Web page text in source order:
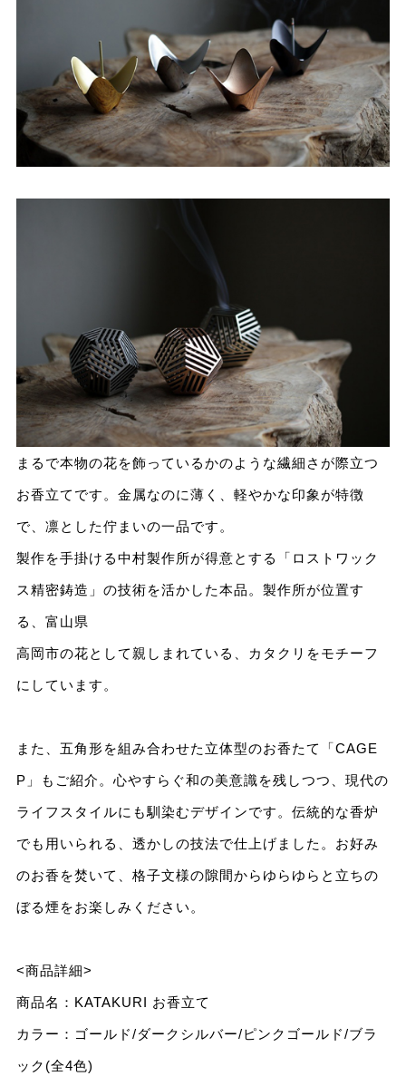
まるで本物の花を飾っているかのような繊細さが際⽴つ
お⾹⽴てです。⾦属なのに薄く、軽やかな印象が特徴
で、凛とした佇まいの⼀品です。
製作を⼿掛ける中村製作所が得意とする「ロストワック
ス精密鋳造」の技術を活かした本品。製作所が位置す
る、富⼭県
⾼岡市の花として親しまれている、カタクリをモチーフ
にしています。
また、五⾓形を組み合わせた⽴体型のお⾹たて「CAGE
P」もご紹介。⼼やすらぐ和の美意識を残しつつ、現代の
ライフスタイルにも馴染むデザインです。伝統的な⾹炉
でも⽤いられる、透かしの技法で仕上げました。お好み
のお⾹を焚いて、格⼦⽂様の隙間からゆらゆらと⽴ちの
ぼる煙をお楽しみください。
<商品詳細>
商品名：KATAKURI お⾹⽴て
カラー：ゴールド/ダークシルバー/ピンクゴールド/ブラ
ック(全4⾊)